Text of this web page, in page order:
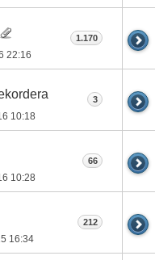
22:16
1.170
10:18
3
10:28
66
16:34
212